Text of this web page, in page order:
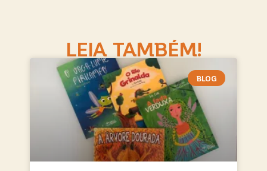
LEIA TAMBÉM!
BLOG